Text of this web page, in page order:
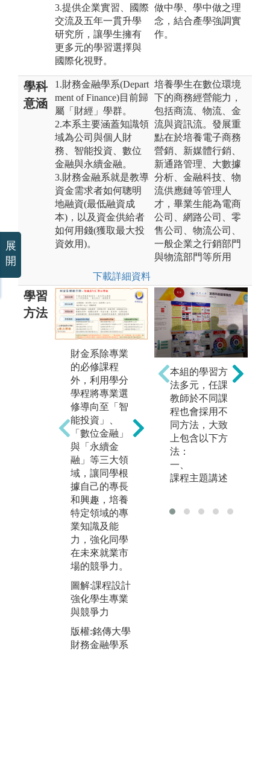
3.提供企業實習、國際
交流及五年一貫升學
研究所，讓學生擁有
更多元的學習選擇與
國際化視野。
做中學、學中做之理
念，結合產學強調實
作。
學科
意涵
1.財務金融學系(Depart
ment of Finance)目前歸
屬「財經」學群。
2.本系主要涵蓋知識領
域為公司與個人財
務、智能投資、數位
金融與永續金融。
3.財務金融系就是教導
資金需求者如何聰明
地融資(最低融資成
本)，以及資金供給者
如何用錢(獲取最大投
資效用)。
下載詳細資料
培養學生在數位環境
下的商務經營能力，
包括商流、物流、金
流與資訊流。發展重
點在於培養電子商務
營銷、新媒體行銷、
新通路管理、大數據
分析、金融科技、物
流供應鏈等管理人
才，畢業生能為電商
公司、網路公司、零
售公司、物流公司、
一般企業之行銷部門
與物流部門等所用
學習
方法
財金系除專業
的必修課程
外，利用學分
學程將專業選
修導向至「智
能投資」、
「數位金融」
與「永續金
融」等三大領
域，讓同學根
據自己的專長
和興趣，培養
特定領域的專
業知識及能
力，強化同學
在未來就業市
場的競爭力。
圖解:課程設計
強化學生專業
與競爭力
版權:銘傳大學
財務金融學系
系上同學專屬
自主學習中
心!!
金融科技實驗
室提供充足的
零食和飲料，
讓同學在討論
專題和學習之
給。實驗室參
計，供應多種
本組的學習方
法多元，任課
教師於不同課
程也會採用不
同方法，大致
上包含以下方
法：
一、
課程主題講述
展
開